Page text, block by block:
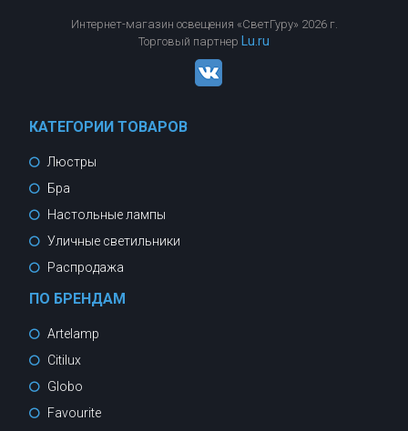
Интернет-магазин освещения «СветГуру» 2026 г.
Торговый партнер Lu.ru
КАТЕГОРИИ ТОВАРОВ
Люстры
Бра
Настольные лампы
Уличные светильники
Распродажа
ПО БРЕНДАМ
Artelamp
Citilux
Globo
Favourite